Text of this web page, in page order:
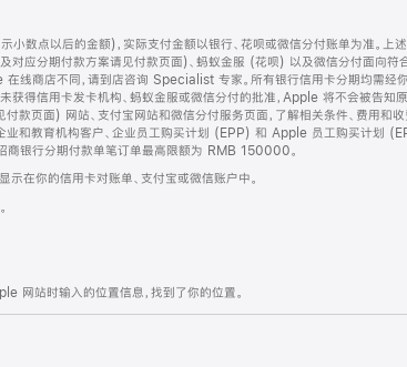
数点以后的金额)，实际支付金额以银行、花呗或微信分付账单为准。上
对应分期付款方案请见付款页面)、蚂蚁金服 (花呗) 以及微信分付面向符
商店不同，请到店咨询 Specialist 专家。所有银行信用卡分期均需经你
获得信用卡发卡机构、蚂蚁金服或微信分付的批准，Apple 将不会被告知
款页面) 网站、支付宝网站和微信分付服务页面，了解相关条件、费用和
业和教育机构客户、企业员工购买计划 (EPP) 和 Apple 员工购买计划
商银行分期付款单笔订单最高限额为 RMB 150000。
在你的信用卡对账单、支付宝或微信账户中。
网站时输入的位置信息，找到了你的位置。